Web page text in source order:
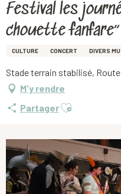
Festival les
chouette
CULTURE CONCERT DIVERS
Stade terrain stabilisé,
M'y rendre
PartagerAjouter aux